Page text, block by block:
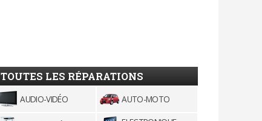
TOUTES LES RÉPARATIONS
AUDIO-VIDÉO AUTO-MOTO